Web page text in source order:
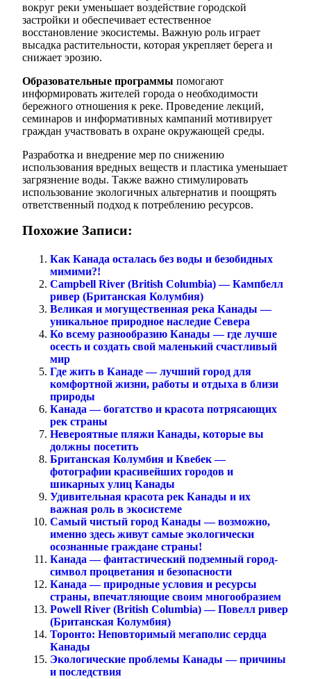
вокруг реки уменьшает воздействие городской
застройки и обеспечивает естественное
восстановление экосистемы. Важную роль играет
высадка растительности, которая укрепляет берега и
снижает эрозию.
Образовательные программы помогают
информировать жителей города о необходимости
бережного отношения к реке. Проведение лекций,
семинаров и информативных кампаний мотивирует
граждан участвовать в охране окружающей среды.
Разработка и внедрение мер по снижению
использования вредных веществ и пластика уменьшает
загрязнение воды. Также важно стимулировать
использование экологичных альтернатив и поощрять
ответственный подход к потреблению ресурсов.
Похожие Записи:
Как Канада осталась без воды и безобидных
мимими?!
Campbell River (British Columbia) — Кампбелл
ривер (Британская Колумбия)
Великая и могущественная река Канады —
уникальное природное наследие Севера
Ко всему разнообразию Канады — где лучше
осесть и создать свой маленький счастливый
мир
Где жить в Канаде — лучший город для
комфортной жизни, работы и отдыха в близи
природы
Канада — богатство и красота потрясающих
рек страны
Невероятные пляжи Канады, которые вы
должны посетить
Британская Колумбия и Квебек —
фотографии красивейших городов и
шикарных улиц Канады
Удивительная красота рек Канады и их
важная роль в экосистеме
Самый чистый город Канады — возможно,
именно здесь живут самые экологически
осознанные граждане страны!
Канада — фантастический подземный город-
символ процветания и безопасности
Канада — природные условия и ресурсы
страны, впечатляющие своим многообразием
Powell River (British Columbia) — Повелл ривер
(Британская Колумбия)
Торонто: Неповторимый мегаполис сердца
Канады
Экологические проблемы Канады — причины
и последствия